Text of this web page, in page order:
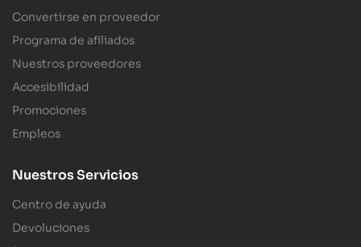
Convertirse en proveedor
Programa de afiliados
Nuestros proveedores
Accesibilidad
Promociones
Empleos
Nuestros Servicios
Centro de ayuda
Devoluciones